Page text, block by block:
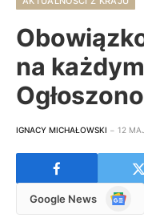
na
IGNACY MICHAŁOWSKI 12
Google News
Google